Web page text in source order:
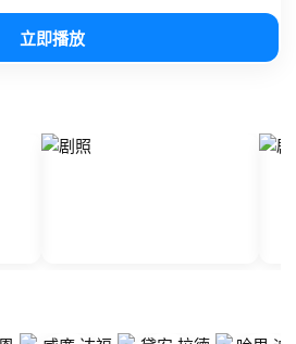
立即播放